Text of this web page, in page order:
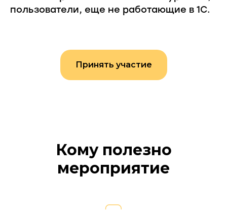
пользователи, еще не работающие в 1С.
Принять участие
Кому полезно
мероприятие